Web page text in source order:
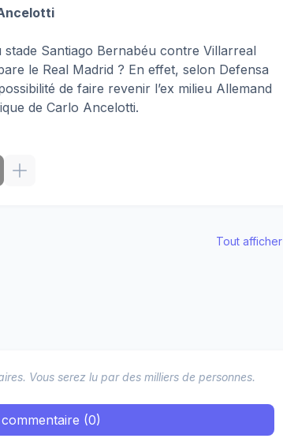
Santiago Bernabéu contre Villarreal
le Real Madrid ? En effet, selon Defensa
de faire revenir l’ex milieu Allemand
de Carlo Ancelotti.
Tout afficher
Vous serez lu par des milliers de personnes.
(0)